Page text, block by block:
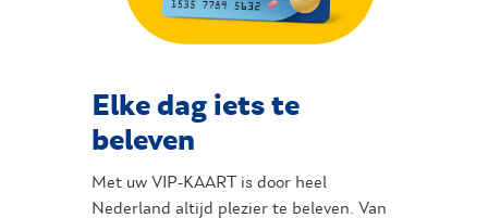
Elke dag iets te
beleven
Met uw VIP-KAART is door heel
Nederland altijd plezier te beleven. Van